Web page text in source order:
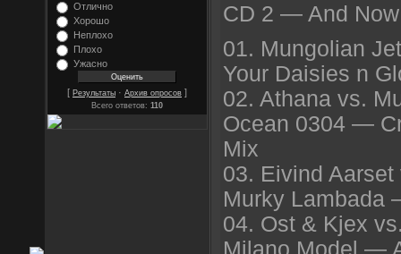
Отлично
Хорошо
Неплохо
Плохо
Ужасно
[ Результаты · Архив опросов ]
Всего ответов: 110
CD 2 — And
01. Mungolian
Your Daisies n
02. Athana vs.
Ocean 0304 —
Mix
03. Eivind
Murky Lambada
04. Ost & Kjex
Milano Model —